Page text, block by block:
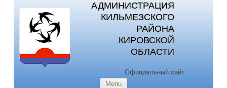
АДМИНИСТРАЦИЯ
КИЛЬМЕЗСКОГО
РАЙОНА
КИРОВСКОЙ
ОБЛАСТИ
Официальный сайт
Menu